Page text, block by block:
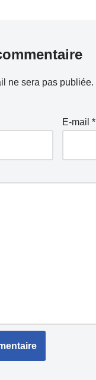
ne sera pas publiée.
E-mail *